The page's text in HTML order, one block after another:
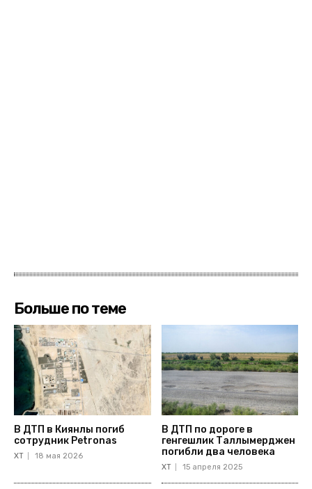
Больше по теме
В ДТП в Киянлы погиб
сотрудник Petronas
ХТ 18 мая 2026
В ДТП по дороге в
генгешлик Таллымерджен
погибли два человека
ХТ 15 апреля 2025